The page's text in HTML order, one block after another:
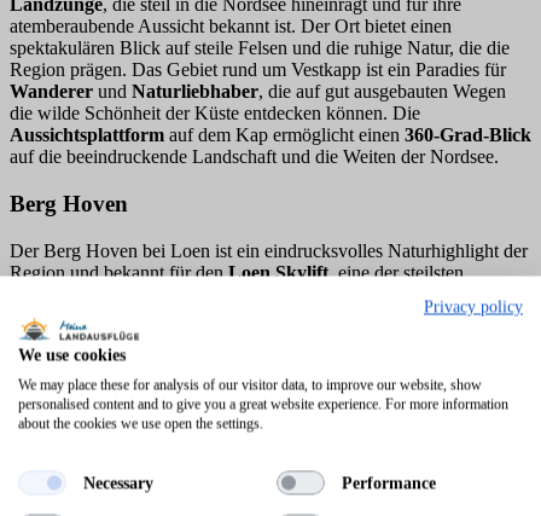
Landzunge, die steil in die Nordsee hineinragt und für ihre
atemberaubende Aussicht bekannt ist. Der Ort bietet einen
spektakulären Blick auf steile Felsen und die ruhige Natur, die die
Region prägen. Das Gebiet rund um Vestkapp ist ein Paradies für
Wanderer und Naturliebhaber, die auf gut ausgebauten Wegen
die wilde Schönheit der Küste entdecken können. Die
Aussichtsplattform auf dem Kap ermöglicht einen 360-Grad-Blick
auf die beeindruckende Landschaft und die Weiten der Nordsee.
Berg Hoven
Der Berg Hoven bei Loen ist ein eindrucksvolles Naturhighlight der
Region und bekannt für denLoen Skylift, eine der steilsten
Besucher vom Fjordufer hinauf auf rund
1.000 Meter Höhe. Oben
eröffnet sich ein spektakulärer
umliegende Berge und tief eingeschnittene Täler. Neben der
Aussicht laden gut ausgebauteWanderwege, ein Aussichtspunkt
sowie ein Café und Restaurant zum Verweilen ein. Der Hoven ist
damit ein ideales Ziel für alle, die Naturerlebnis und Komfort auf
Privacy policy
We use cookies
We may place these for analysis of our visitor data, to improve our website, show
personalised content and to give you a great website experience. For more information
about the cookies we use open the settings.
Necessary Performance